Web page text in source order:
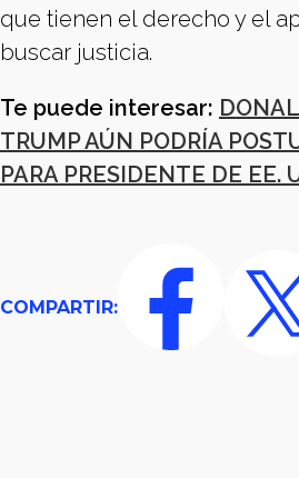
que tienen el derecho y el
buscar justicia.
Te puede interesar:
TRUMP AÚN PODRÍA
PARA PRESIDENTE DE EE.
COMPARTIR: